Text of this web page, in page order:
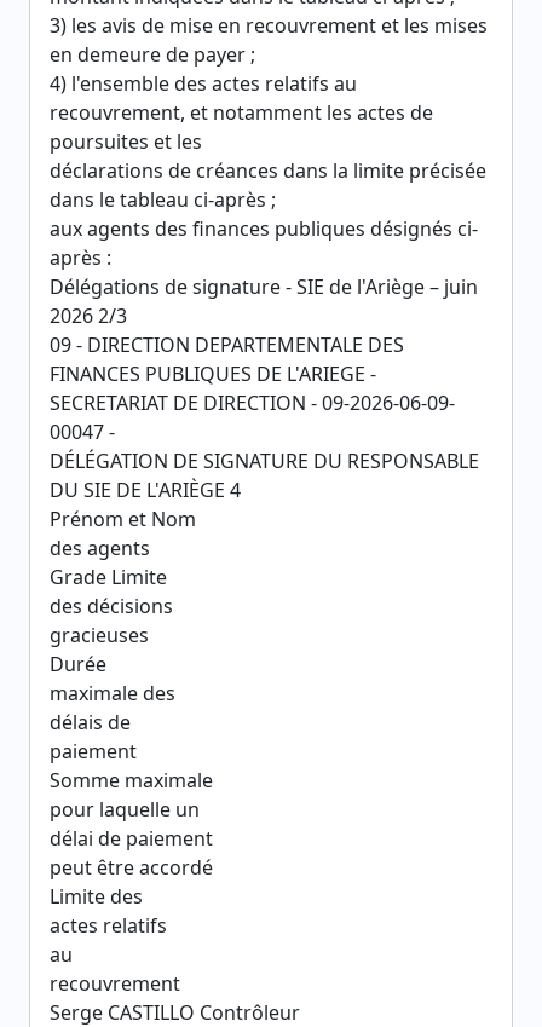
3) les avis de mise en recouvrement et les mises
en demeure de payer ;
4) l'ensemble des actes relatifs au
recouvrement, et notamment les actes de
poursuites et les
déclarations de créances dans la limite précisée
dans le tableau ci-après ;
aux agents des finances publiques désignés ci-
après :
Délégations de signature - SIE de l'Ariège – juin
2026 2/3
09 - DIRECTION DEPARTEMENTALE DES
FINANCES PUBLIQUES DE L'ARIEGE -
SECRETARIAT DE DIRECTION - 09-2026-06-09-
00047 -
DÉLÉGATION DE SIGNATURE DU RESPONSABLE
DU SIE DE L'ARIÈGE 4
Prénom et Nom
des agents
Grade Limite
des décisions
gracieuses
Durée
maximale des
délais de
paiement
Somme maximale
pour laquelle un
délai de paiement
peut être accordé
Limite des
actes relatifs
au
recouvrement
Serge CASTILLO Contrôleur